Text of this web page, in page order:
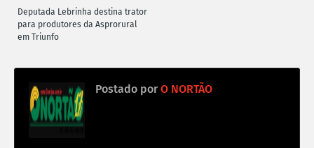
Deputada Lebrinha destina trator
para produtores da Asprorural
em Triunfo
Postado por O NORTÃO